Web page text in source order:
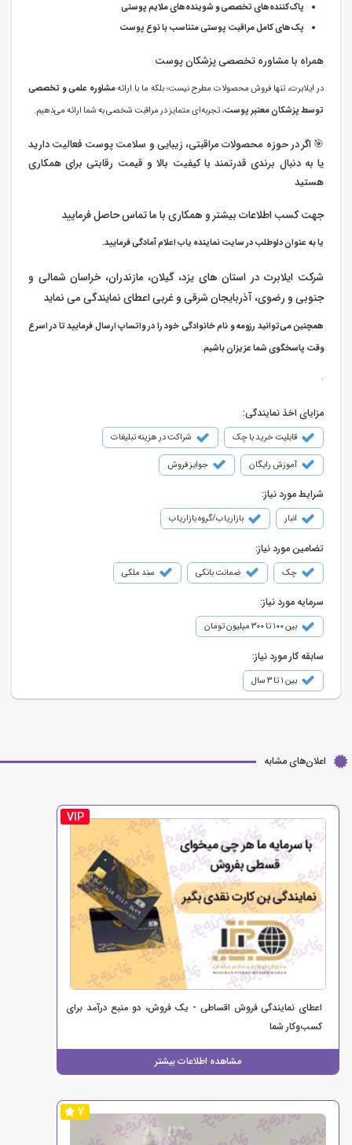
پاک‌کننده‌های تخصصی و شوینده‌های ملایم پوستی
پک‌های کامل مراقبت پوستی متناسب با نوع پوست
همراه با مشاوره تخصصی پزشکان پوست
در ایلابرت، تنها فروش محصولات مطرح نیست؛ بلکه ما با ارائهمشاوره علمی و تخصصی
توسط پزشکان معتبر پوست، تجربه‌ای متمایز در مراقبت شخصی به شما ارائه می‌دهیم.
🎯 اگر در حوزه محصولات مراقبتی، زیبایی و سلامت پوست فعالیت دارید
یا به دنبال برندی قدرتمند با کیفیت بالا و قیمت رقابتی برای همکاری
هستید
جهت کسب اطلاعات بیشتر و همکاری با ما تماس حاصل فرمایید
یا به عنوان داوطلب در سایت نماینده یاب اعلام آمادگی فرمایید.
شرکت ایلابرت در استان های یزد، گیلان، مازندران، خراسان شمالی و
جنوبی و رضوی، آذربایجان شرقی و غربی اعطای نمایندگی می نماید
همچنین می‌توانید رزومه و نام خانوادگی خود را در واتساپ ارسال فرمایید تا در اسرع
وقت پاسخگوی شما عزیزان باشیم.
.
مزایای اخذ نمایندگی:
قابلیت خرید با چک شراکت در هزینه تبلیغات
آموزش رایگان جوایز فروش
شرایط مورد نیاز:
انبار بازاریاب/گروه بازاریاب
تضامین مورد نیاز:
چک ضمانت بانکی سند ملکی
سرمایه مورد نیاز:
بین ۱۰۰ تا ۳۰۰ میلیون تومان
سابقه کار مورد نیاز:
بین ۱ تا ۳ سال
اعلان‌های مشابه
VIP
اعطای نمایندگی فروش اقساطی - یک فروش، دو منبع درآمد برای
کسب‌وکار شما
مشاهده اطلاعات بیشتر
7